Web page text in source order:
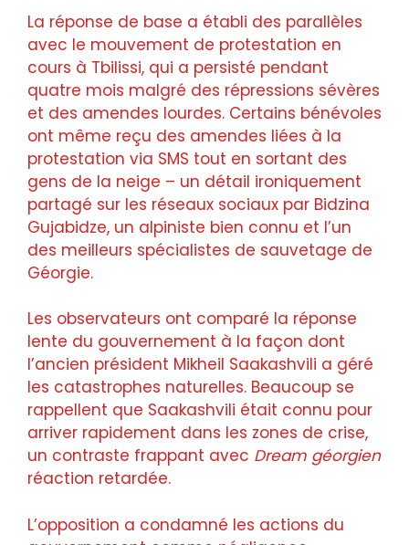
La réponse de base a établi des parallèles
avec le mouvement de protestation en
cours à Tbilissi, qui a persisté pendant
quatre mois malgré des répressions sévères
et des amendes lourdes. Certains bénévoles
ont même reçu des amendes liées à la
protestation via SMS tout en sortant des
gens de la neige – un détail ironiquement
partagé sur les réseaux sociaux par Bidzina
Gujabidze, un alpiniste bien connu et l’un
des meilleurs spécialistes de sauvetage de
Géorgie.
Les observateurs ont comparé la réponse
lente du gouvernement à la façon dont
l’ancien président Mikheil Saakashvili a géré
les catastrophes naturelles. Beaucoup se
rappellent que Saakashvili était connu pour
arriver rapidement dans les zones de crise,
un contraste frappant avec Dream géorgien
réaction retardée.
L’opposition a condamné les actions du